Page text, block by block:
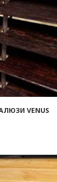
VENUS